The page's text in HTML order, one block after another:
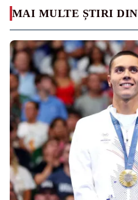
MAI MULTE ȘTIRI DIN